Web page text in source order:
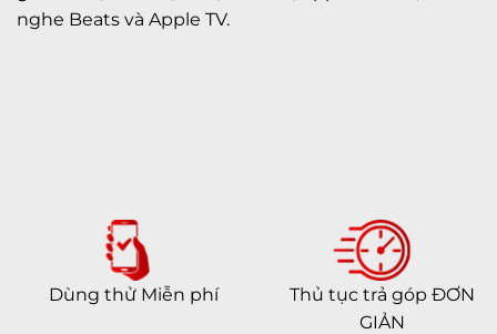
nghe Beats và Apple TV.
Dùng thử Miễn phí
Thủ tục trả góp ĐƠN
GIẢN